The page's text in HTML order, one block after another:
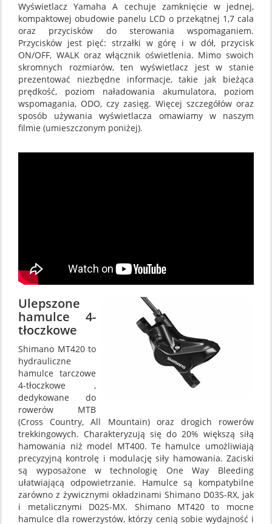
Wyświetlacz Yamaha A cechuje zamknięcie w jednej,
kompaktowej obudowie panelu LCD o przekątnej 1,7 cala
oraz przycisków do sterowania wspomaganiem.
Przycisków jest pięć: strzałki w górę i w dół, przycisk
ON/OFF, WALK oraz włącznik oświetlenia. Mimo swoich
skromnych rozmiarów, ten wyświetlacz jest w stanie
prezentować niezbędne informacje, takie jak bieżąca
prędkość, poziom naładowania akumulatora, poziom
wspomagania, ODO, czy zasięg. Więcej szczegółów oraz
sposób używania wyświetlacza omawiamy w naszym
filmie (umieszczonym poniżej).
Ulepszone
hamulce 4-
tłoczkowe
Shimano MT420 to
hydrauliczne
hamulce tarczowe
4-tłoczkowe ,
dedykowane do
rowerów MTB
(Cross Country, All Mountain) oraz drogich rowerów
trekkingowych. Charakteryzują się do 20% większą siłą
hamowania niż model MT400. Te hamulce umożliwiają
precyzyjną kontrolę i modulację siły hamowania. Zaciski
są wyposażone w technologię One Way Bleeding
ułatwiającą odpowietrzanie. Hamulce są kompatybilne
zarówno z żywicznymi okładzinami Shimano D03S-RX, jak
i metalicznymi D02S-MX. Shimano MT420 to mocne
hamulce dla rowerzystów, którzy cenią sobie wydajność i